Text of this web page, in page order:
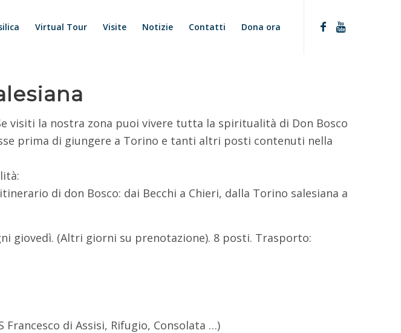
Virtual Tour Visite Notizie Contatti Dona ora
visiti la nostra zona puoi vivere tutta la spiritualità di Don Bosco
prima di giungere a Torino e tanti altri posti contenuti nella
di don Bosco: dai Becchi a Chieri, dalla Torino salesiana a
giovedì. (Altri giorni su prenotazione). 8 posti. Trasporto:
di Assisi, Rifugio, Consolata …)